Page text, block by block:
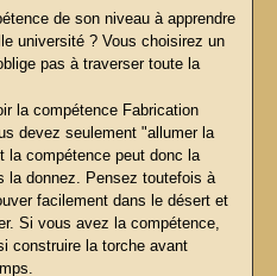
de son niveau à apprendre
université ? Vous choisirez un
pas à traverser toute la
la compétence Fabrication
devez seulement "allumer la
la compétence peut donc la
la donnez. Pensez toutefois à
facilement dans le désert et
Si vous avez la compétence,
construire la torche avant